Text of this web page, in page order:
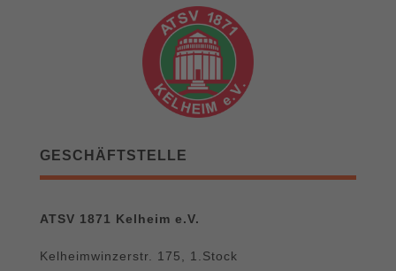
GESCHÄFTSTELLE
ATSV 1871 Kelheim e.V.
Kelheimwinzerstr. 175, 1.Stock